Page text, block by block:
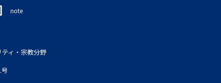
note
ィ・宗教分野